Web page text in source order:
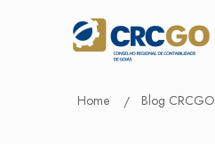
Home Blog CRCGO